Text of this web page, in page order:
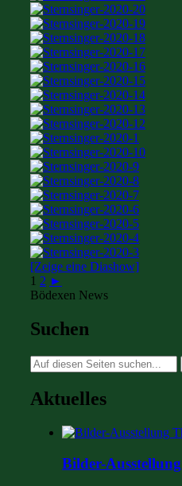
[Zeige eine Diashow]
1 2 ►
Bödexen News
Suchen
Suche
nach:
Aktuelles
Bilder-